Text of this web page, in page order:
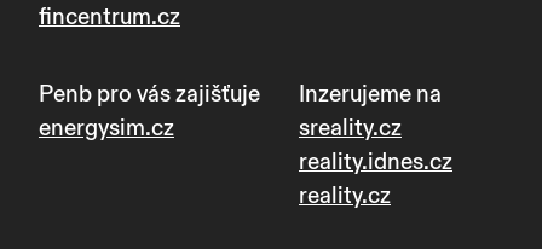
fincentrum.cz
Penb pro vás zajišťuje
energysim.cz
Inzerujeme na
sreality.cz
reality.idnes.cz
reality.cz